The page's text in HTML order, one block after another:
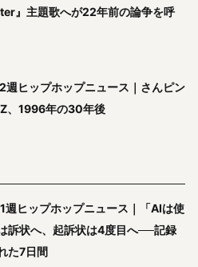
』主題歌へが22年前の論争を呼
ヒップホップニュース｜さんピン
、1996年の30年後
ヒップホップニュース｜「AIは使
訴状へ、起訴状は4度目へ──記録
た7日間